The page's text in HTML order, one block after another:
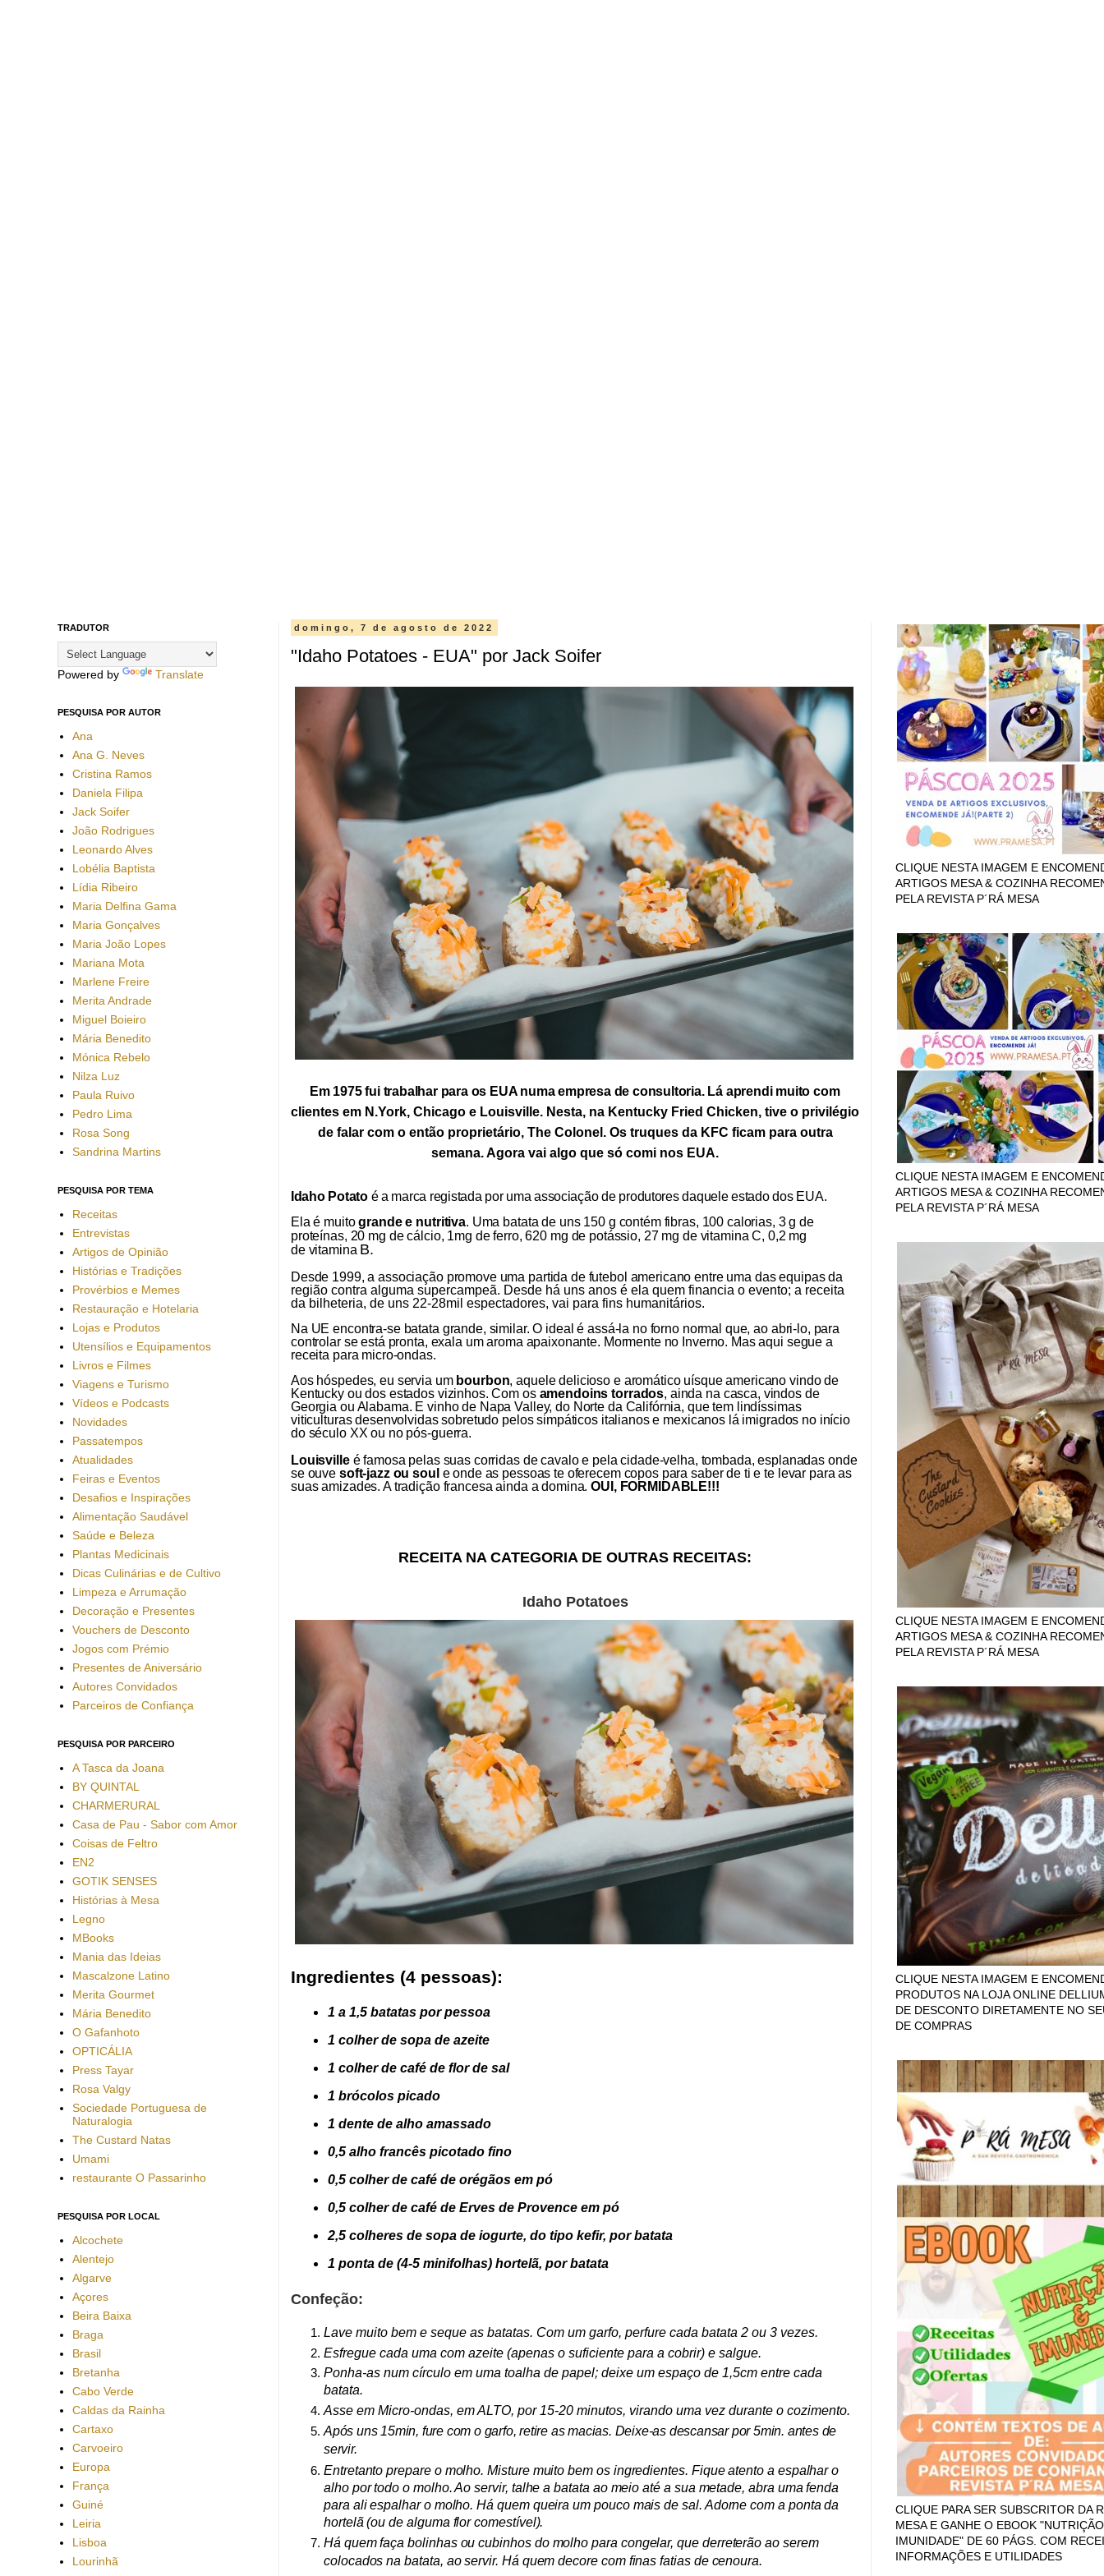
domingo, 7 de agosto de 2022
"Idaho Potatoes - EUA" por Jack Soifer
Em 1975 fui trabalhar para os EUA numa empresa de consultoria. Lá aprendi muito com
clientes em N.York, Chicago e Louisville. Nesta, na Kentucky Fried Chicken, tive o privilégio
de falar com o então proprietário, The Colonel. Os truques da KFC ficam para outra
semana. Agora vai algo que só comi nos EUA.
Idaho Potato é a marca registada por uma associação de produtores daquele estado dos EUA.
Ela é muitogrande e nutritiva. Uma batata de uns 150 g contém fibras, 100 calorias, 3 g de
proteínas, 20 mg decálcio, 1mg de ferro, 620 mg de potássio, 27 mg de vitamina C, 0,2 mg
de vitamina B.
Desde 1999, a associação promove uma partida de futebol americano entre uma das equipasda
região contra alguma supercampeã. Desde há uns anos é ela quem financia o evento; a receita
da bilheteria, de uns 22-28mil espectadores, vai para fins humanitários.
Na UE encontra-se batata grande, similar. O ideal é assá-la no forno normal que, ao abri-lo, para
controlar se está pronta, exala um aroma apaixonante. Mormente no Inverno. Mas aqui segue a
receita para micro-ondas.
Aos hóspedes, eu servia um bourbon, aquele delicioso e aromático uísque americano vindo de
Kentucky ou dos estados vizinhos. Com os amendoins torrados, ainda na casca, vindos de
Georgia ou Alabama. E vinho de Napa Valley, do Norte da Califórnia, que tem lindíssimas
viticulturas desenvolvidas sobretudo pelos simpáticos italianos e mexicanos lá imigrados no início
do século XX ou no pós-guerra.
Louisvilleé famosa pelas suas corridas de cavalo e pela cidade-velha, tombada, esplanadas onde
se ouve soft-jazz ou soul e onde as pessoas te oferecem copos para saber de ti e te levar para as
suas amizades. A tradição francesa ainda a domina.OUI, FORMIDABLE!!!
RECEITA NA CATEGORIA DE OUTRAS RECEITAS:
Idaho Potatoes
Ingredientes (4 pessoas):
1 a 1,5 batatas por pessoa
1 colher de sopa de azeite
1 colher de café de flor de sal
1 brócolos picado
1 dente de alho amassado
0,5 alho francês picotado fino
0,5 colher de café de orégãos em pó
0,5 colher de café de Erves de Provence em pó
2,5 colheres de sopa de iogurte, do tipo kefir, por batata
1 ponta de (4-5 minifolhas) hortelã, por batata
Confeção:
Lave muito bem e seque as batatas. Com um garfo, perfure cada batata 2 ou 3 vezes.
Esfregue cada uma com azeite (apenas o suficiente para a cobrir) e salgue.
Ponha-as num círculo em uma toalha de papel; deixe um espaço de 1,5cm entre cada
batata.
Asse em Micro-ondas, em ALTO, por 15-20 minutos, virando uma vez durante o cozimento.
Após uns 15min, fure com o garfo, retire as macias. Deixe-as descansar por 5min. antes de
servir.
Entretanto prepare o molho. Misture muito bem os ingredientes. Fique atento a espalhar o
alho por todo o molho. Ao servir, talhe a batata ao meio até a sua metade, abra uma fenda
para ali espalhar o molho. Há quem queira um pouco mais de sal. Adorne com a ponta da
hortelã (ou de alguma flor comestível).
Há quem faça bolinhas ou cubinhos do molho para congelar, que derreterãoao serem
colocados na batata, ao servir. Há quem decore com finas fatias de cenoura.
TRADUTOR
Powered by Translate
PESQUISA POR AUTOR
Ana
Ana G. Neves
Cristina Ramos
Daniela Filipa
Jack Soifer
João Rodrigues
Leonardo Alves
Lobélia Baptista
Lídia Ribeiro
Maria Delfina Gama
Maria Gonçalves
Maria João Lopes
Mariana Mota
Marlene Freire
Merita Andrade
Miguel Boieiro
Mária Benedito
Mónica Rebelo
Nilza Luz
Paula Ruivo
Pedro Lima
Rosa Song
Sandrina Martins
PESQUISA POR TEMA
Receitas
Entrevistas
Artigos de Opinião
Histórias e Tradições
Provérbios e Memes
Restauração e Hotelaria
Lojas e Produtos
Utensílios e Equipamentos
Livros e Filmes
Viagens e Turismo
Vídeos e Podcasts
Novidades
Passatempos
Atualidades
Feiras e Eventos
Desafios e Inspirações
Alimentação Saudável
Saúde e Beleza
Plantas Medicinais
Dicas Culinárias e de Cultivo
Limpeza e Arrumação
Decoração e Presentes
Vouchers de Desconto
Jogos com Prémio
Presentes de Aniversário
Autores Convidados
Parceiros de Confiança
PESQUISA POR PARCEIRO
A Tasca da Joana
BY QUINTAL
CHARMERURAL
Casa de Pau - Sabor com Amor
Coisas de Feltro
EN2
GOTIK SENSES
Histórias à Mesa
Legno
MBooks
Mania das Ideias
Mascalzone Latino
Merita Gourmet
Mária Benedito
O Gafanhoto
OPTICÁLIA
Press Tayar
Rosa Valgy
Sociedade Portuguesa de
Naturalogia
The Custard Natas
Umami
restaurante O Passarinho
PESQUISA POR LOCAL
Alcochete
Alentejo
Algarve
Açores
Beira Baixa
Braga
Brasil
Bretanha
Cabo Verde
Caldas da Rainha
Cartaxo
Carvoeiro
Europa
França
Guiné
Leiria
Lisboa
Lourinhã
CLIQUE NESTA IMAGEM E
ARTIGOS MESA & COZINHA
PELA REVISTA P´RÁ MESA
CLIQUE NESTA IMAGEM E
ARTIGOS MESA & COZINHA
PELA REVISTA P´RÁ MESA
CLIQUE NESTA IMAGEM E
ARTIGOS MESA & COZINHA
PELA REVISTA P´RÁ MESA
CLIQUE NESTA IMAGEM E
PRODUTOS NA LOJA ONLINE
DE DESCONTO DIRETAMENTE NO
DE COMPRAS
CLIQUE PARA SER SUBSCRITOR DA
MESA E GANHE O EBOOK
IMUNIDADE" DE 60 PÁGS. COM
INFORMAÇÕES E UTILIDADES